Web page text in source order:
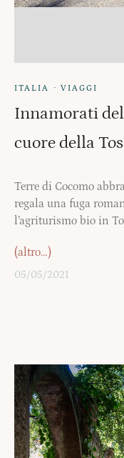
ITALIA · VIAGGI
Innamorati
cuore della
Terre di Cocomo
regala una fuga
l’agriturismo bio in
(altro…)
05/05/2021